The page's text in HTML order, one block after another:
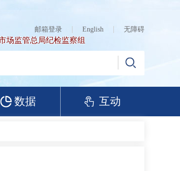
邮箱登录 English 无障碍
场监管总局纪检监察组
数据 互动